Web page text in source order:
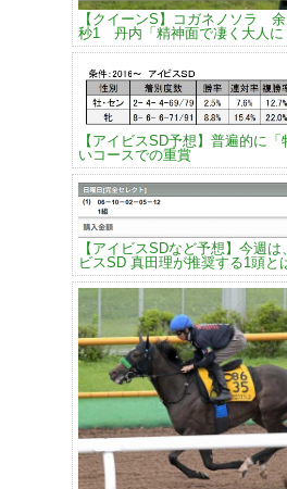
【クイーンS】コガネノソラ
秒1 丹内「精神面で凄く大人に
【アイビスSD予想】普遍的に
いコースでの重賞
【アイビスSDなど予想】今週
ビスSD 真田理が推奨する1頭と